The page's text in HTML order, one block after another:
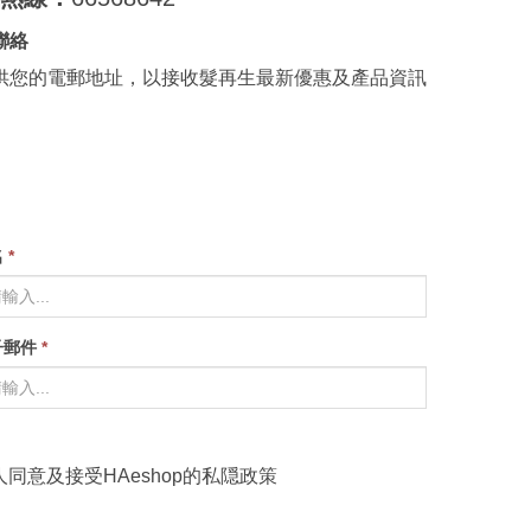
絡
您的電郵地址，以接收髮再生最新優惠及產品資訊
*
郵件*
同意及接受HAeshop的私隠政策